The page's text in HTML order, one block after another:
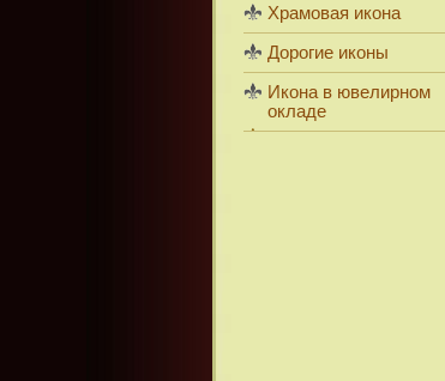
Храмовая икона
Дорогие иконы
Икона в ювелирном
окладе